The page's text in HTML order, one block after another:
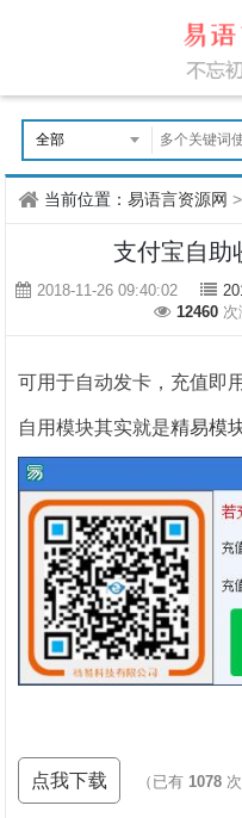
当前位置：易语言资源网 >
支付宝自助
2018-11-26 09:40:02
12460 次
可用于自动发卡，充值即
自用模块其实就是精易模
点我下载 （已有1078